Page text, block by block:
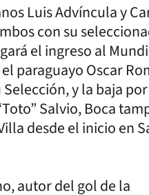
Luis Advíncula y
con su
el ingreso al
paraguayo Oscar
y la baja
Salvio, Boca
desde el inicio en
autor del gol de la